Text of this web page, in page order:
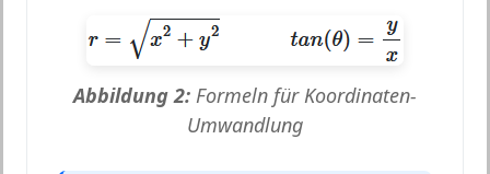
Abbildung 2: Formeln für Koordinaten-
Umwandlung